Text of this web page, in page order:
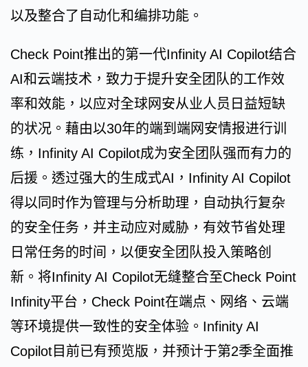
以及整合了自动化和编排功能。
Check Point推出的第一代Infinity AI Copilot结合
AI和云端技术，致力于提升安全团队的工作效
率和效能，以应对全球网安从业人员日益短缺
的状况。藉由以30年的端到端网安情报进行训
练，Infinity AI Copilot成为安全团队强而有力的
后援。透过强大的生成式AI，Infinity AI Copilot
得以同时作为管理与分析助理，自动执行复杂
的安全任务，并主动应对威胁，有效节省处理
日常任务的时间，以便安全团队投入策略创
新。将Infinity AI Copilot无缝整合至Check Point
Infinity平台，Check Point在端点、网络、云端
等环境提供一致性的安全体验。Infinity AI
Copilot目前已有预览版，并预计于第2季全面推